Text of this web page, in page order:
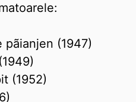
(1947)
(1952)